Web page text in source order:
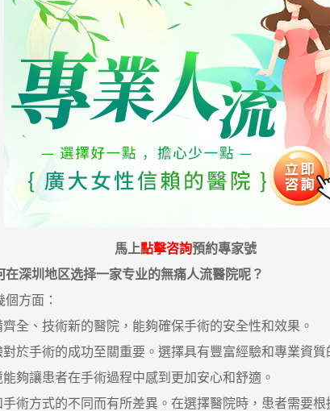
馬上點擊咨詢預約專家號
在深圳地区选择一家专业的無痛人流醫院呢？
方面：
、技術新的醫院，能夠確保手術的安全性和效果。
於手術的成功至關重要。選擇具有豐富經驗和專業資
讓患者在手術過程中感到更加安心和舒適。
方式的不同而有所差異。在選擇醫院時，患者需要根